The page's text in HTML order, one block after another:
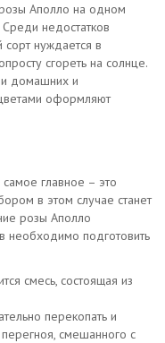
Аполло на одном
недостатков
нуждается в
сгореть на солнце.
домашних и
оформляют
главное – это
в этом случае станет
розы Аполло
необходимо подготовить
смесь, состоящая из
перекопать и
смешанного с